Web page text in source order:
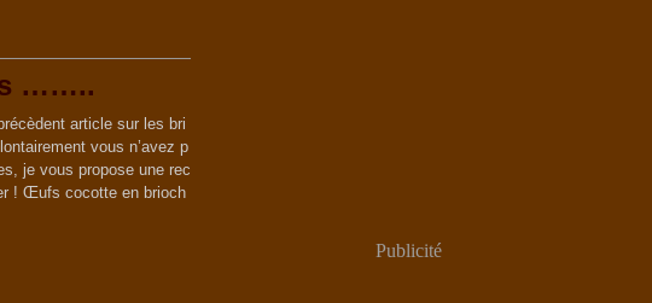
……..
article sur les bri
vous n’avez p
je vous propose une rec
! Œufs cocotte en brioch
Publicité